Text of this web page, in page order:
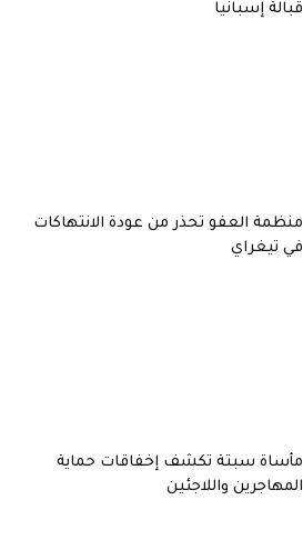
قبالة إسبانيا
منظمة العفو تحذر من عودة الانتهاكات
في تيغراي
مأساة سبتة تكشف إخفاقات حماية
المهاجرين واللاجئين